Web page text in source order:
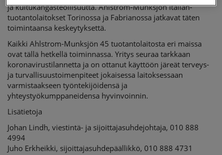
LIIKETOIMINTAAN
– KAIKKI TEHTAAT
ja kuitukangasteollisuutta. Ahlstrom-Munksjön Italian-
tuotantolaitokset Torinossa ja Fabrianossa jatkavat täten
toimintaansa keskeytyksettä.
Kaikki Ahlstrom-Munksjön 45 tuotantolaitosta eri maissa
ovat tällä hetkellä toiminnassa. Yritys seuraa tarkkaan
koronavirustilannetta ja on ottanut käyttöön järeät terveys-
ja turvallisuustoimenpiteet jokaisessa laitoksessaan
varmistaakseen työntekijöidensä ja
yhteystyökumppaneidensa hyvinvoinnin.
Lisätietoja
Johan Lindh, viestintä- ja sijoittajasuhdejohtaja, 010 888
4994
Juho Erkheikki, sijoittajasuhdepäällikkö, 010 888 4731